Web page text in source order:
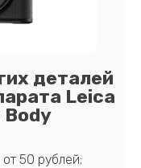
деталей
Leica
Body
50 рублей;